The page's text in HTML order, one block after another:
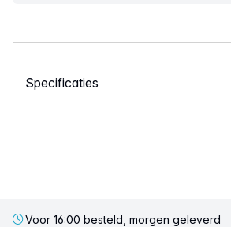
Selecteer een tabblad
Voor 16:00 besteld, morgen geleverd